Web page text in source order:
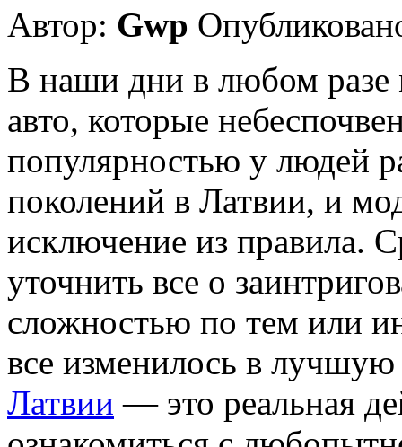
Автор: Gwp
В наши дни в любом разе
авто, которые
популярностью у людей
поколений в Латвии, и
исключение из правила.
уточнить все о
сложностью по тем или
все изменилось в
Латвии — это реальная